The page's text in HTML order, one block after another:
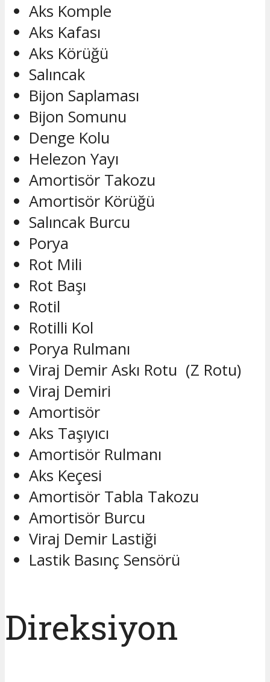
Aks Komple
Aks Kafası
Aks Körüğü
Salıncak
Bijon Saplaması
Bijon Somunu
Denge Kolu
Helezon Yayı
Amortisör Takozu
Amortisör Körüğü
Salıncak Burcu
Porya
Rot Mili
Rot Başı
Rotil
Rotilli Kol
Porya Rulmanı
Viraj Demir Askı Rotu (Z Rotu)
Viraj Demiri
Amortisör
Aks Taşıyıcı
Amortisör Rulmanı
Aks Keçesi
Amortisör Tabla Takozu
Amortisör Burcu
Viraj Demir Lastiği
Lastik Basınç Sensörü
Direksiyon